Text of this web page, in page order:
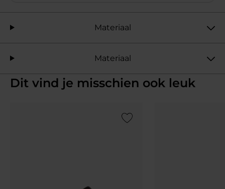
Materiaal
Materiaal
Dit vind je misschien ook leuk
Add to Wishlist